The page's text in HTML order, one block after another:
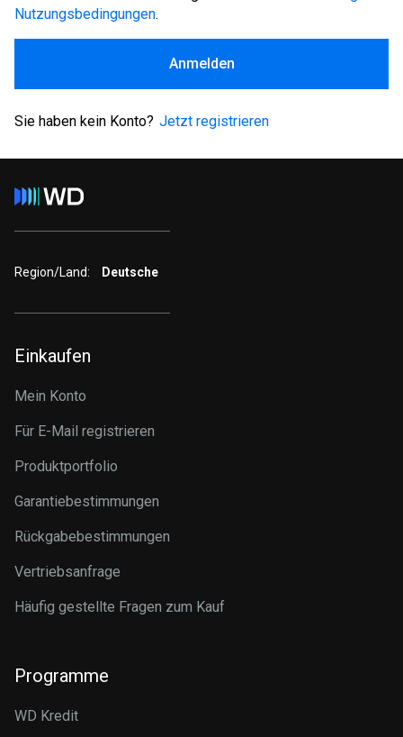
Nutzungsbedingungen.
Anmelden
Sie haben kein Konto? Jetzt registrieren
Region/Land: Deutsche
Einkaufen
Mein Konto
Für E-Mail registrieren
Produktportfolio
Garantiebestimmungen
Rückgabebestimmungen
Vertriebsanfrage
Häufig gestellte Fragen zum Kauf
Programme
WD Kredit